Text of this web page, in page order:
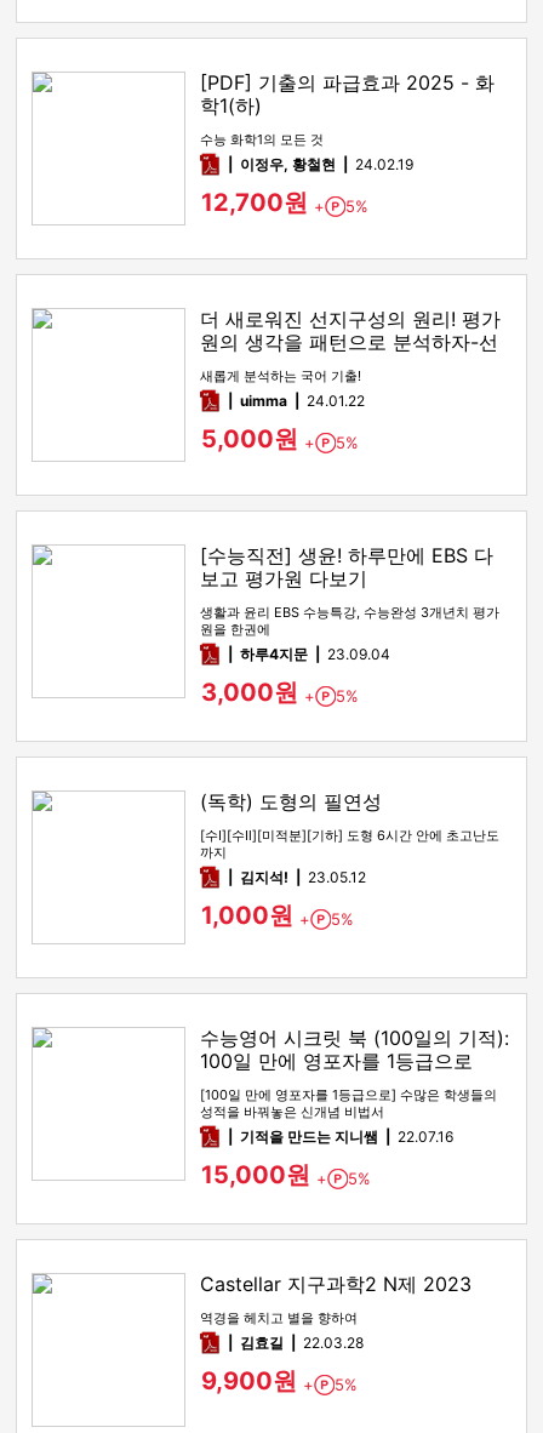
[PDF] 기출의 파급효과 2025 - 화
학1(하)
수능 화학1의 모든 것
pdf이정우, 황철현 24.02.19
12,700원 + Point
5%
더 새로워진 선지구성의 원리! 평가
원의 생각을 패턴으로 분석하자-선
지구성의 원리
새롭게 분석하는 국어 기출!
pdfuimma 24.01.22
5,000원 + Point
5%
[수능직전] 생윤! 하루만에 EBS 다
보고 평가원 다보기
생활과 윤리 EBS 수능특강, 수능완성 3개년치 평가
원을 한권에
pdf하루4지문 23.09.04
3,000원 + Point
5%
(독학) 도형의 필연성
[수Ⅰ][수Ⅱ][미적분][기하] 도형 6시간 안에 초고난도
까지
pdf김지석! 23.05.12
1,000원 + Point
5%
수능영어 시크릿 북 (100일의 기적):
100일 만에 영포자를 1등급으로
[100일 만에 영포자를 1등급으로] 수많은 학생들의
성적을 바꿔놓은 신개념 비법서
pdf기적을 만드는 지니쌤 22.07.16
15,000원 + Point
5%
Castellar 지구과학2 N제 2023
역경을 헤치고 별을 향하여
pdf김효길 22.03.28
9,900원 + Point
5%